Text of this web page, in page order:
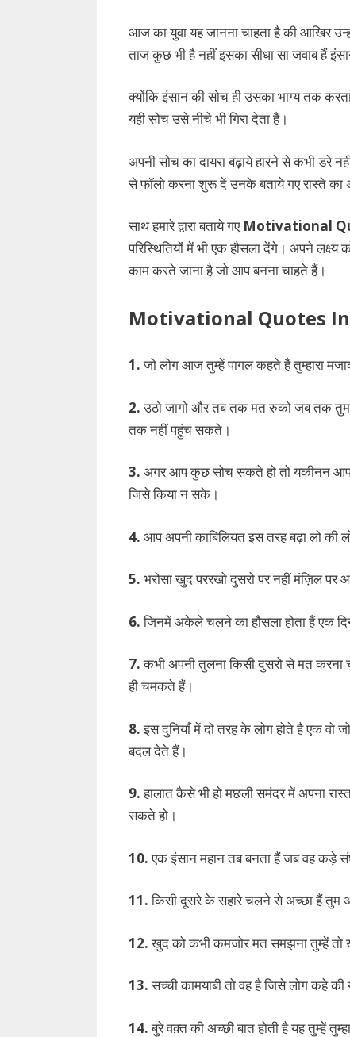
आज का युवा यह जानना चाहता है की आखिर
ताज कुछ भी है नहीं इसका सीधा सा जवाब हैं
क्योंकि इंसान की सोच ही उसका भाग्य तक
यही सोच उसे नीचे भी गिरा देता हैं।
अपनी सोच का दायरा बढ़ाये हारने से कभी
से फॉलो करना शुरू दें उनके बताये गए रास्ते
साथ हमारे द्वारा बताये गए Motivational
परिस्थितियों में भी एक हौसला देंगे। अपने
काम करते जाना है जो आप बनना चाहते हैं।
Motivational Quotes
1.जो लोग आज तुम्हें पागल कहते हैं तुम्हारा
2.उठो जागो और तब तक मत रुको जब तक
तक नहीं पहुंच सकते।
3. अगर आप कुछ सोच सकते हो तो यकीनन आप
जिसे किया न सके।
4. आप अपनी काबिलियत इस तरह बढ़ा लो की
5. भरोसा खुद पररखो दुसरो पर नहीं मंज़िल पर
6.जिनमें अकेले चलने का हौसला होता हैं एक
7.कभी अपनी तुलना किसी दुसरो से मत
ही चमकते हैं।
8.इस दुनियाँ में दो तरह के लोग होते है एक
बदल देते हैं।
9.हालात कैसे भी हो मछली समंदर में अपना
सकते हो।
10.एक इंसान महान तब बनता हैं जब वह कड़े
11.किसी दूसरे के सहारे चलने से अच्छा हैं तुम
12.खुद को कभी कमजोर मत समझना तुम्हें तो
13.सच्ची कामयाबी तो वह है जिसे लोग कहे
14.बुरे वक़्त की अच्छी बात होती है यह तुम्हें